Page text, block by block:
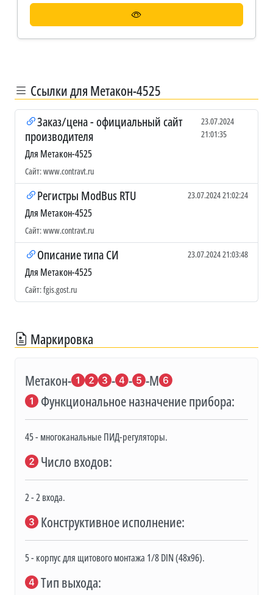
Ссылки для Метакон-4525
Заказ/цена - официальный сайт
производителя
23.07.2024
21:01:35
Для Метакон-4525
Сайт: www.contravt.ru
Регистры ModBus RTU 23.07.2024 21:02:24
Для Метакон-4525
Сайт: www.contravt.ru
Описание типа СИ 23.07.2024 21:03:48
Для Метакон-4525
Сайт: fgis.gost.ru
Маркировка
Метакон- - -
-M
Функциональное назначение прибора:
45 - многоканальные ПИД-регуляторы.
Число входов:
2 - 2 входа.
Конструктивное исполнение:
5 - корпус для щитового монтажа 1/8 DIN (48х96).
Тип выхода: